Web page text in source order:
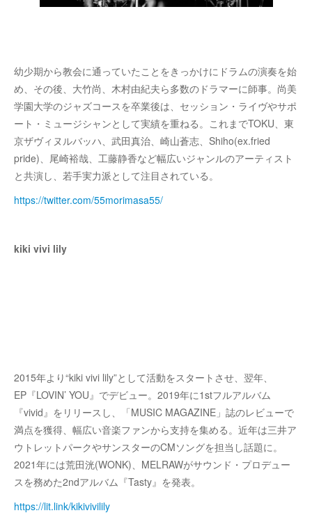
幼少期から教会に通っていたことをきっかけにドラムの演奏を始
め、その後、大竹尚、木村由紀夫ら多数のドラマーに師事。尚美
学園大学のジャズコースを卒業後は、セッション・ライヴやサポ
ート・ミュージシャンとして実績を重ねる。これまでTOKU、東
京ザヴィヌルバッハ、武田真治、崎山蒼志、Shiho(ex.fried
pride)、尾崎裕哉、工藤静香など幅広いジャンルのアーティスト
と共演し、若手実力派として注目されている。
https://twitter.com/55morimasa55/
kiki vivi lily
2015年より“kiki vivi lily”として活動をスタートさせ、翌年、
EP『LOVIN’ YOU』でデビュー。2019年に1stフルアルバム
『vivid』をリリースし、「MUSIC MAGAZINE」誌のレビューで
満点を獲得、幅広い音楽ファンから支持を集める。近年は三井ア
ウトレットパークやサンスターのCMソングを担当し話題に。
2021年には荒田洸(WONK)、MELRAWがサウンド・プロデュー
スを務めた2ndアルバム『Tasty』を発表。
https://lit.link/kikivivilily